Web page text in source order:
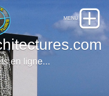
en ligne...